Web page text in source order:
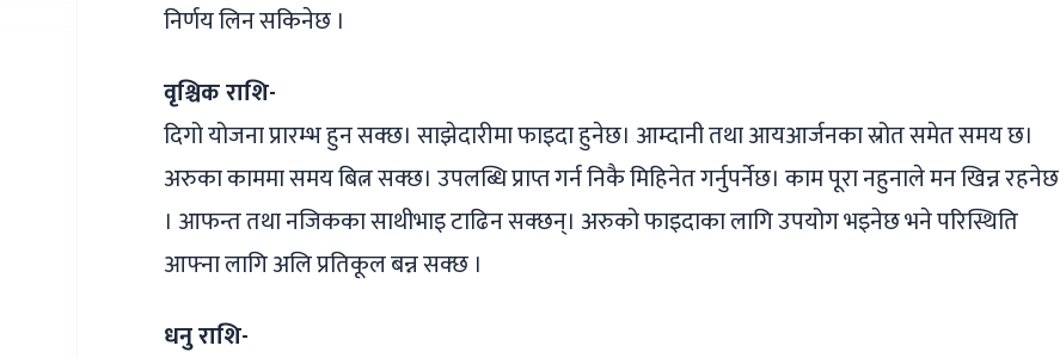
निर्णय लिन सकिनेछ ।
वृश्चिक राशि-
दिगो योजना प्रारम्भ हुन सक्छ। साझेदारीमा फाइदा हुनेछ। आम्दानी तथा आयआर्जनका स्रोत समेत समय छ।
अरुका काममा समय बित्न सक्छ। उपलब्धि प्राप्त गर्न निकै मिहिनेत गर्नुपर्नेछ। काम पूरा नहुनाले मन खिन्न रहनेछ
। आफन्त तथा नजिकका साथीभाइ टाढिन सक्छन्। अरुको फाइदाका लागि उपयोग भइनेछ भने परिस्थिति
आफ्ना लागि अलि प्रतिकूल बन्न सक्छ ।
धनु राशि-